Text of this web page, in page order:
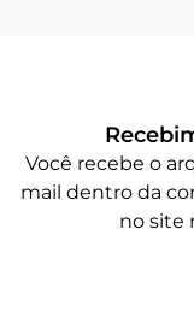
Você recebe o
mail dentro da
no site